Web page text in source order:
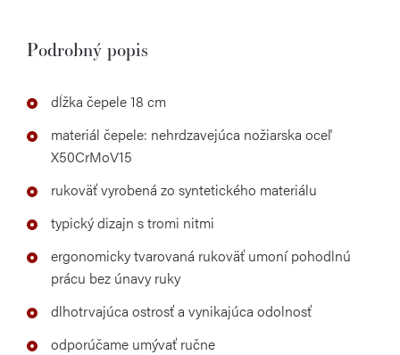
Podrobný popis
dĺžka čepele 18 cm
materiál čepele: nehrdzavejúca nožiarska oceľ
X50CrMoV15
rukoväť vyrobená zo syntetického materiálu
typický dizajn s tromi nitmi
ergonomicky tvarovaná rukoväť umoní pohodlnú
prácu bez únavy ruky
dlhotrvajúca ostrosť a vynikajúca odolnosť
odporúčame umývať ručne